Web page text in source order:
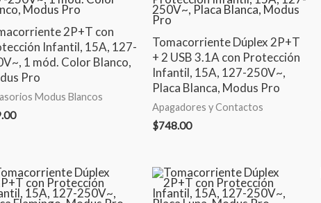
2P+T con
Infantil, 15A, 127-
1 mód. Color Blanco,
Pro
Modus Blancos
Tomacorriente Dúplex 2P+T
+ 2 USB 3.1A con Protección
Infantil, 15A, 127-250V~,
Placa Blanca, Modus Pro
Apagadores y Contactos
$748.00